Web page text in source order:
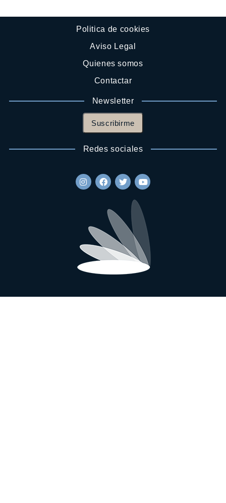
Politica de cookies
Aviso Legal
Quienes somos
Contactar
Newsletter
Suscribirme
Redes sociales